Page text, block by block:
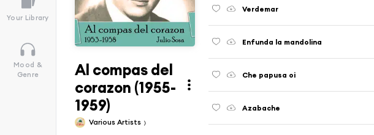
Your Library
Mood &
Genre
Al compas del
corazon (1955-
1959)
Various Artists
Verdemar
Enfunda la mandolina
Che papusa oi
Azabache